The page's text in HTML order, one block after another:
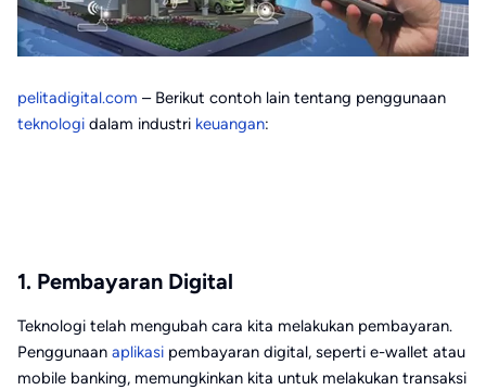
pelitadigital.com – Berikut contoh lain tentang penggunaan
teknologi dalam industri keuangan:
1. Pembayaran Digital
Teknologi telah mengubah cara kita melakukan pembayaran.
Penggunaan aplikasi pembayaran digital, seperti e-wallet atau
mobile banking, memungkinkan kita untuk melakukan transaksi